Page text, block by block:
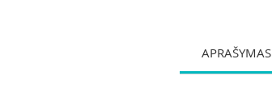
APRAŠYMAS